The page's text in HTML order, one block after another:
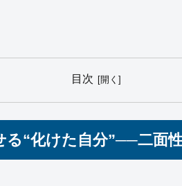
目次
る“化けた自分”──二面